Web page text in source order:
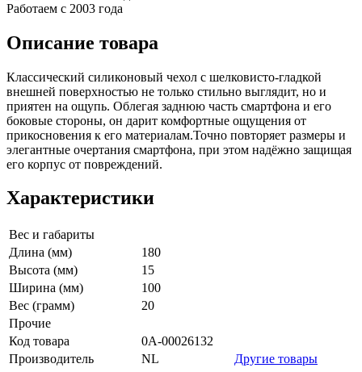
Работаем с 2003 года
Описание товара
Классический силиконовый чехол с шелковисто-гладкой
внешней поверхностью не только стильно выглядит, но и
приятен на ощупь. Облегая заднюю часть смартфона и его
боковые стороны, он дарит комфортные ощущения от
прикосновения к его материалам.Точно повторяет размеры и
элегантные очертания смартфона, при этом надёжно защищая
его корпус от повреждений.
Характеристики
Вес и габариты
Длина (мм)
180
Высота (мм)
15
Ширина (мм)
100
Вес (грамм)
20
Прочие
Код товара
0А-00026132
Производитель
NL
Другие товары